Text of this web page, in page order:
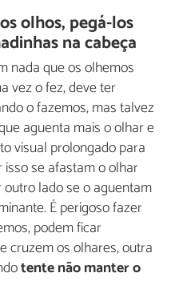
olhos, pegá-los
na cabeça
nada que os olhemos
vez o fez, deve ter
o fazemos, mas talvez
aguenta mais o olhar e
visual prolongado para
se afastam o olhar
lado se o aguentam
É perigoso fazer
podem ficar
cruzem os olhares, outra
tente não manter o